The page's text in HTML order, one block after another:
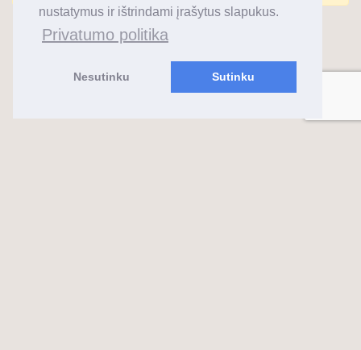
nustatymus ir ištrindami įrašytus slapukus.
Privatumo politika
Nesutinku Sutinku